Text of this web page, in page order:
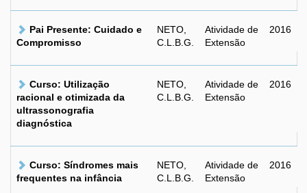
Pai Presente: Cuidado e
Compromisso
NETO,
C.L.B.G.
Atividade de
Extensão
2016
Curso: Utilização
racional e otimizada da
ultrassonografia
diagnóstica
NETO,
C.L.B.G.
Atividade de
Extensão
2016
Curso: Síndromes mais
frequentes na infância
NETO,
C.L.B.G.
Atividade de
Extensão
2016